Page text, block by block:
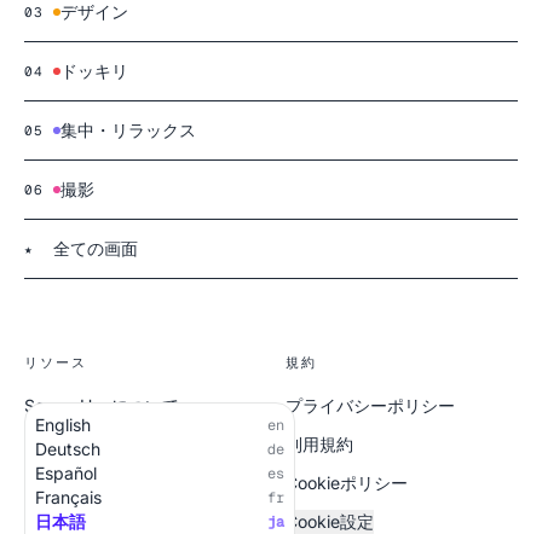
03 デザイン
04 ドッキリ
05 集中・リラックス
06 撮影
★ 全ての画面
リソース
ScreenHueについて
全ての画面
規約
プライバシーポリシー
利用規約
Cookieポリシー
Cookie設定
English en
Deutsch de
Español es
Français fr
日本語 ja